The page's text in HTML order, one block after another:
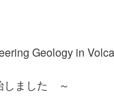
Geology in
しました ～